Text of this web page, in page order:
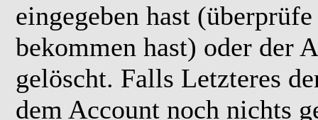
eingegeben hast
bekommen hast) oder der
gelöscht. Falls Letzteres
dem Account noch nichts